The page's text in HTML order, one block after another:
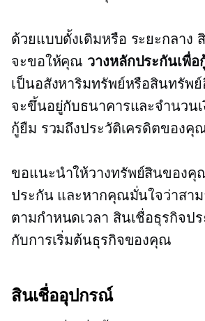
ด้วยแบบดั้งเดิมหรือ ระยะกลาง
จะขอให้คุณ วางหลักประกันเพื่อ
เป็นอสังหาริมทรัพย์หรือสินทรัพ
จะขึ้นอยู่กับธนาคารและจำนวน
กู้ยืม รวมถึงประวัติเครดิตของคุ
ขอแนะนำให้วางทรัพย์สินของคุ
ประกัน และหากคุณมั่นใจว่าสาม
ตามกำหนดเวลา สินเชื่อธุรกิจปร
กับการเริ่มต้นธุรกิจของคุณ
สินเชื่ออุปกรณ์